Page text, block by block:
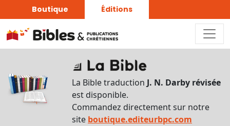
Boutique Éditions
La Bible traduction J. N. Darby révisée
est disponible.
Commandez directement sur notre
site boutique.editeurbpc.com
du
livre